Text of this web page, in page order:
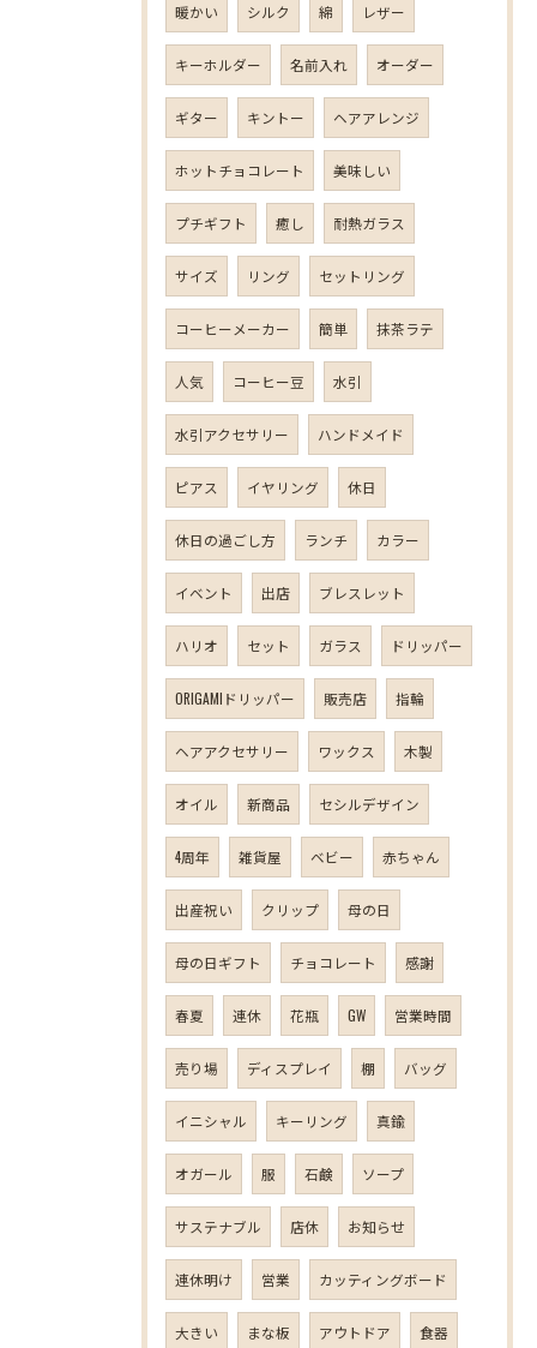
暖かい シルク 綿 レザー
キーホルダー 名前入れ オーダー
ギター キントー ヘアアレンジ
ホットチョコレート 美味しい
プチギフト 癒し 耐熱ガラス
サイズ リング セットリング
コーヒーメーカー 簡単 抹茶ラテ
人気 コーヒー豆 水引
水引アクセサリー ハンドメイド
ピアス イヤリング 休日
休日の過ごし方 ランチ カラー
イベント 出店 ブレスレット
ハリオ セット ガラス ドリッパー
ORIGAMIドリッパー 販売店 指輪
ヘアアクセサリー ワックス 木製
オイル 新商品 セシルデザイン
4周年 雑貨屋 ベビー 赤ちゃん
出産祝い クリップ 母の日
母の日ギフト チョコレート 感謝
春夏 連休 花瓶 GW 営業時間
売り場 ディスプレイ 棚 バッグ
イニシャル キーリング 真鍮
オガール 服 石鹸 ソープ
サステナブル 店休 お知らせ
連休明け 営業 カッティングボード
大きい まな板 アウトドア 食器